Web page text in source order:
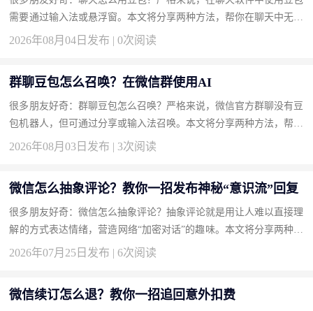
需要通过输入法或悬浮窗。本文将分享两种方法，帮你在聊天中无缝
接入豆包。 方法一：安装豆包输入法实现边聊边AI（推荐） 输入...
2026年08月04日发布 | 0次阅读
群聊豆包怎么召唤？在微信群使用AI
很多朋友好奇：群聊豆包怎么召唤？严格来说，微信官方群聊没有豆
包机器人，但可通过分享或输入法召唤。本文将分享两种方法，帮你
轻松在群聊中显现豆包。 方法一：使用豆包输入法一键召唤回答
2026年08月03日发布 | 3次阅读
微信怎么抽象评论？教你一招发布神秘“意识流”回复
很多朋友好奇：微信怎么抽象评论？抽象评论就是用让人难以直接理
解的方式表达情绪，营造网络“加密对话”的趣味。本文将分享两种方
法，帮你成为评论区的气氛组大神。 方法一：使用火星文和倒装
2026年07月25日发布 | 6次阅读
微信续订怎么退？教你一招追回意外扣费